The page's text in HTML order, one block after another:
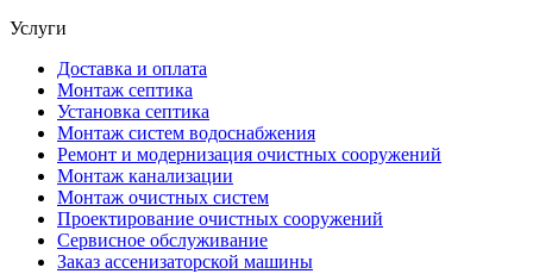
Услуги
Доставка и оплата
Монтаж септика
Установка септика
Монтаж систем водоснабжения
Ремонт и модернизация очистных сооружений
Монтаж канализации
Монтаж очистных систем
Проектирование очистных сооружений
Сервисное обслуживание
Заказ ассенизаторской машины